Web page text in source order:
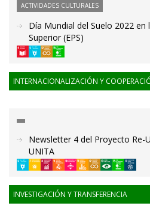
ACTIVIDADES CULTURALES
Día Mundial del Suelo 2022 en
Superior (EPS)
INTERNACIONALIZACIÓN Y
Newsletter 4 del Proyecto Re-
UNITA
INVESTIGACIÓN Y TRANSFERENCIA